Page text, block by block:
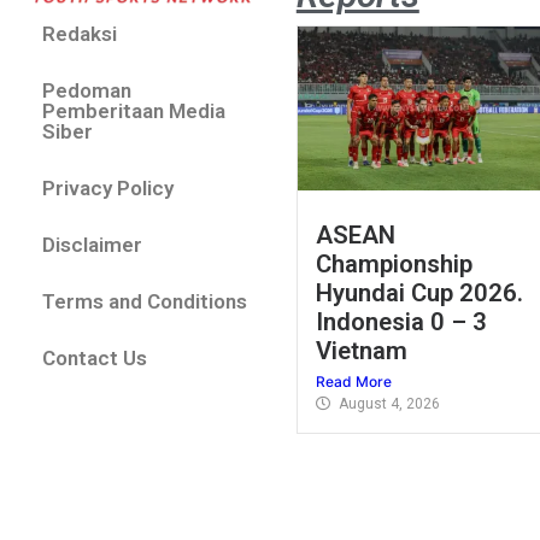
Redaksi
Pedoman
Pemberitaan Media
Siber
Privacy Policy
Disclaimer
Terms and Conditions
Contact Us
ASEAN
Championship
Hyundai Cup 2026.
Indonesia 0 – 3
Vietnam
Read More
August 4, 2026